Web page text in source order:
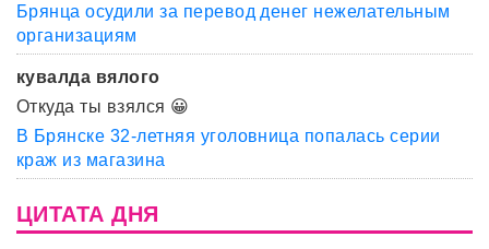
Брянца осудили за перевод денег нежелательным
организациям
кувалда вялого
Откуда ты взялся 😀
В Брянске 32-летняя уголовница попалась серии
краж из магазина
ЦИТАТА ДНЯ